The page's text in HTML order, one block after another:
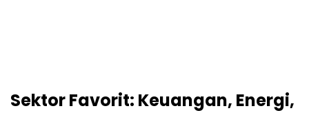
Sektor Favorit: Keuangan, Energi,